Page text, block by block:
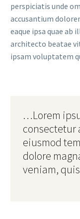
perspiciatis unde
accusantium
eaque ipsa quae
architecto beatae
ipsam voluptatem
…Lorem
consectetur
eiusmod
dolore
veniam,